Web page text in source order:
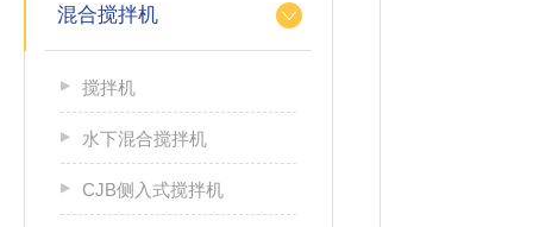
混合搅拌机
搅拌机
水下混合搅拌机
CJB侧入式搅拌机